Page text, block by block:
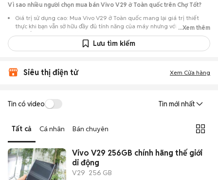
Vì sao nhiều người chọn mua bán Vivo V29 ở Toàn quốc trên Chợ Tốt?
Giá trị sử dụng cao: Mua Vivo V29 ở Toàn quốc mang lại giá trị thiết
thực khi bạn vẫn sở hữu đầy đủ tính năng của máy nhưng với chi phí đầu
tư thấp hơn máy đập hộp.
Lựa chọn theo sát nhu cầu: Hệ thống ghi nhận nhiều tin rao Vivo V29 ở
Test máy tại chỗ: Tạo điều kiện để người mua đến tận nơi xem xét cẩn
Dễ dàng thương lượng: Quá trình mua bán diễn ra trực tiếp, cho phép
hai bên trao đổi giá cả linh hoạt và có thể chốt giao dịch ngay trong
...Xem thêm
Lưu tìm kiếm
Siêu thị điện tử Xem Cửa hàng
Tin có video Tin mới nhất
Tất cả Cá nhân Bán chuyên
Vivo V29 256GB chính hãng thế giới
di động
V29 256 GB